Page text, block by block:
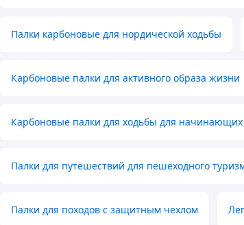
Палки карбоновые для нордической ходьбы
Карбоновые палки для активного образа жизни
Карбоновые палки для ходьбы для начинающих
Палки для путешествий для пешеходного
Палки для походов с защитным чехлом